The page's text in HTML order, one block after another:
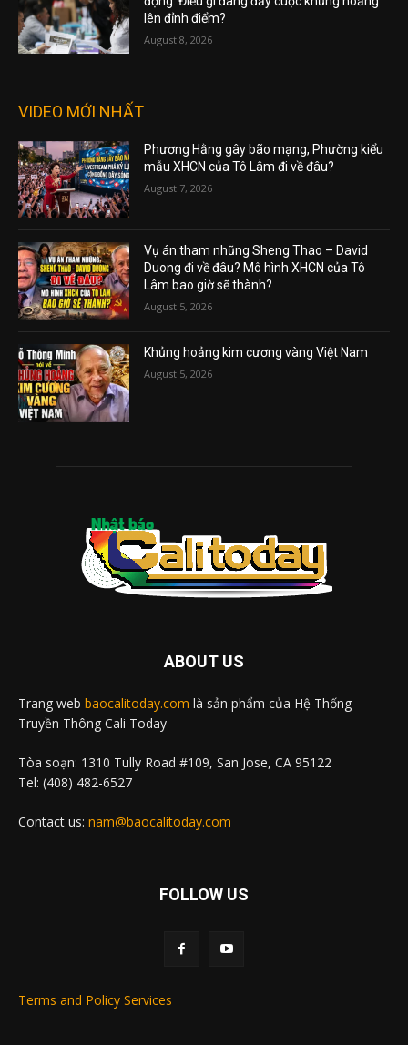
lên đỉnh điểm?
August 8, 2026
VIDEO MỚI NHẤT
Phương Hằng gây bão mạng, Phường kiểu
mẫu XHCN của Tô Lâm đi về đâu?
August 7, 2026
Vụ án tham nhũng Sheng Thao – David
Duong đi về đâu? Mô hình XHCN của Tô
Lâm bao giờ sẽ thành?
August 5, 2026
Khủng hoảng kim cương vàng Việt Nam
August 5, 2026
ABOUT US
Trang web baocalitoday.com là sản phẩm của Hệ Thống
Truyền Thông Cali Today
Tòa soạn: 1310 Tully Road #109, San Jose, CA 95122
Tel: (408) 482-6527
Contact us: nam@baocalitoday.com
FOLLOW US
Terms and Policy Services